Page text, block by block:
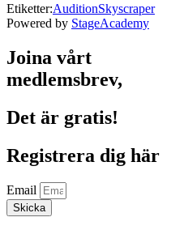
Etiketter:AuditionSkyscraper
Powered by StageAcademy
Joina vårt
medlemsbrev,
Det är gratis!
Registrera dig här
Email
Skicka